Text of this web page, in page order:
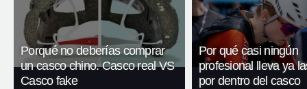
Porqué no deberías comprar
un casco chino. Casco real VS
Casco fake
Por qué casi ningún
profesional lleva ya
por dentro del casco